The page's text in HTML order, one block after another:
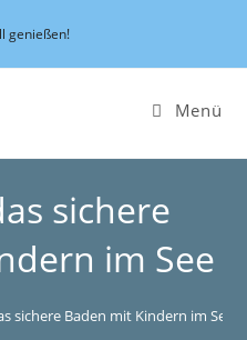
genießen!
Menü
sichere
im See
sichere Baden mit Kindern im See